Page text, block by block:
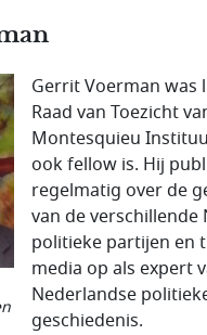
Gerrit Voerman was
Raad van Toezicht
Montesquieu
ook fellow is. Hij
regelmatig over de
van de verschillende
politieke partijen en
media op als expert
Nederlandse
geschiedenis.